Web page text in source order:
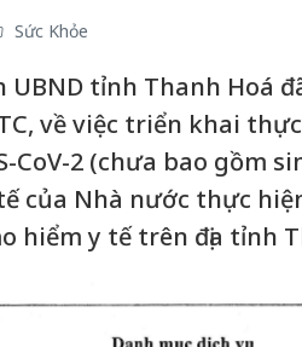
Sức Khỏe
UBND tỉnh Thanh Hoá
về việc triển khai
CoV-2 (chưa bao gồm
của Nhà nước thực
hiểm y tế trên địa tỉnh